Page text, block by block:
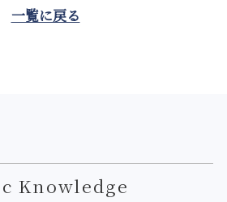
一覧に戻る
Knowledge